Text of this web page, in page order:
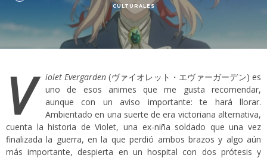
CULTURALES
V iolet Evergarden (ヴァイオレット・エヴァーガーデン) es
uno de esos animes que me gusta recomendar,
aunque con un aviso importante: te hará llorar.
Ambientado en una suerte de era victoriana alternativa,
cuenta la historia de Violet, una ex-niña soldado que una vez
finalizada la guerra, en la que perdió ambos brazos y algo aún
más importante, despierta en un hospital con dos prótesis y